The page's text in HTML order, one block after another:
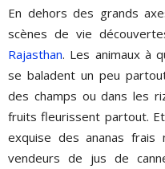
En dehors des grands
scènes de vie
Rajasthan. Les animaux à
se baladent un peu
des champs ou dans les
fruits fleurissent partout.
exquise des ananas frais
vendeurs de jus de